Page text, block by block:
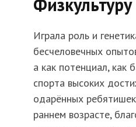
Играла роль и
бесчеловечных
а как потенциал, как
спорта высоких
одарённых
раннем возрасте,